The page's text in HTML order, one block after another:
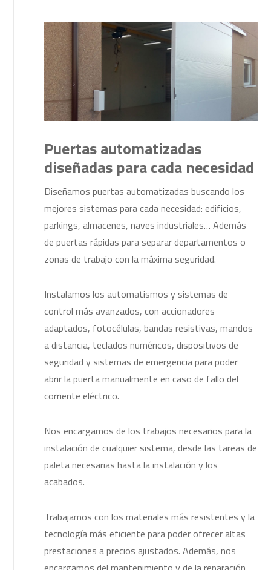
Puertas automatizadas
diseñadas para cada necesidad
Diseñamos puertas automatizadas buscando los
mejores sistemas para cada necesidad: edificios,
parkings, almacenes, naves industriales… Además
de puertas rápidas para separar departamentos o
zonas de trabajo con la máxima seguridad.
Instalamos los automatismos y sistemas de
control más avanzados, con accionadores
adaptados, fotocélulas, bandas resistivas, mandos
a distancia, teclados numéricos, dispositivos de
seguridad y sistemas de emergencia para poder
abrir la puerta manualmente en caso de fallo del
corriente eléctrico.
Nos encargamos de los trabajos necesarios para la
instalación de cualquier sistema, desde las tareas de
paleta necesarias hasta la instalación y los
acabados.
Trabajamos con los materiales más resistentes y la
tecnología más eficiente para poder ofrecer altas
prestaciones a precios ajustados. Además, nos